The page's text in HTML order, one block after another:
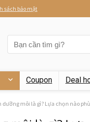
sách bảo mật
Coupon Deal
dưỡng môi là gì? Lựa chọn nào